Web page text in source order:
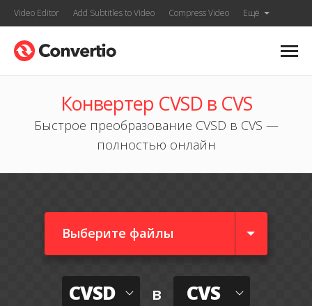
Video Editor Add Subtitles to Video Compress Video Ещё
Конвертер CVSD в CVS
Быстрое преобразование CVSD в CVS —
полностью онлайн
Выберите файлы
CVSD в CVS